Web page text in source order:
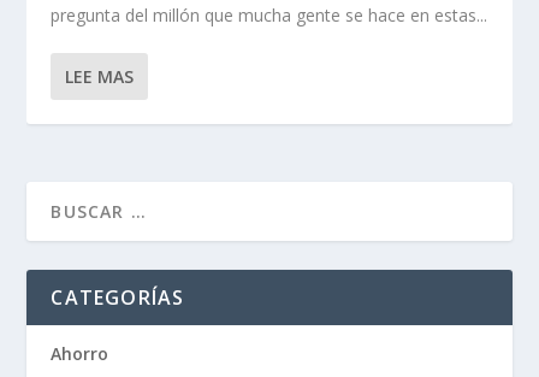
pregunta del millón que mucha gente se hace en estas...
LEE MAS
CATEGORÍAS
Ahorro